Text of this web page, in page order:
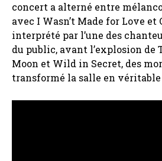
concert a alterné entre
avec I Wasn’t Made for Love et
interprété par l’une des
du public, avant l’explosion de
Moon et Wild in Secret, des
transformé la salle en véritable